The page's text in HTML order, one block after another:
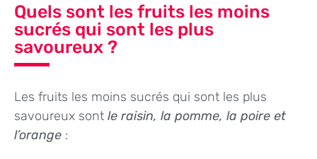
Quels sont les fruits les moins
sucrés qui sont les plus
savoureux ?
Les fruits les moins sucrés qui sont les plus
savoureux sont le raisin, la pomme, la poire et
l’orange :